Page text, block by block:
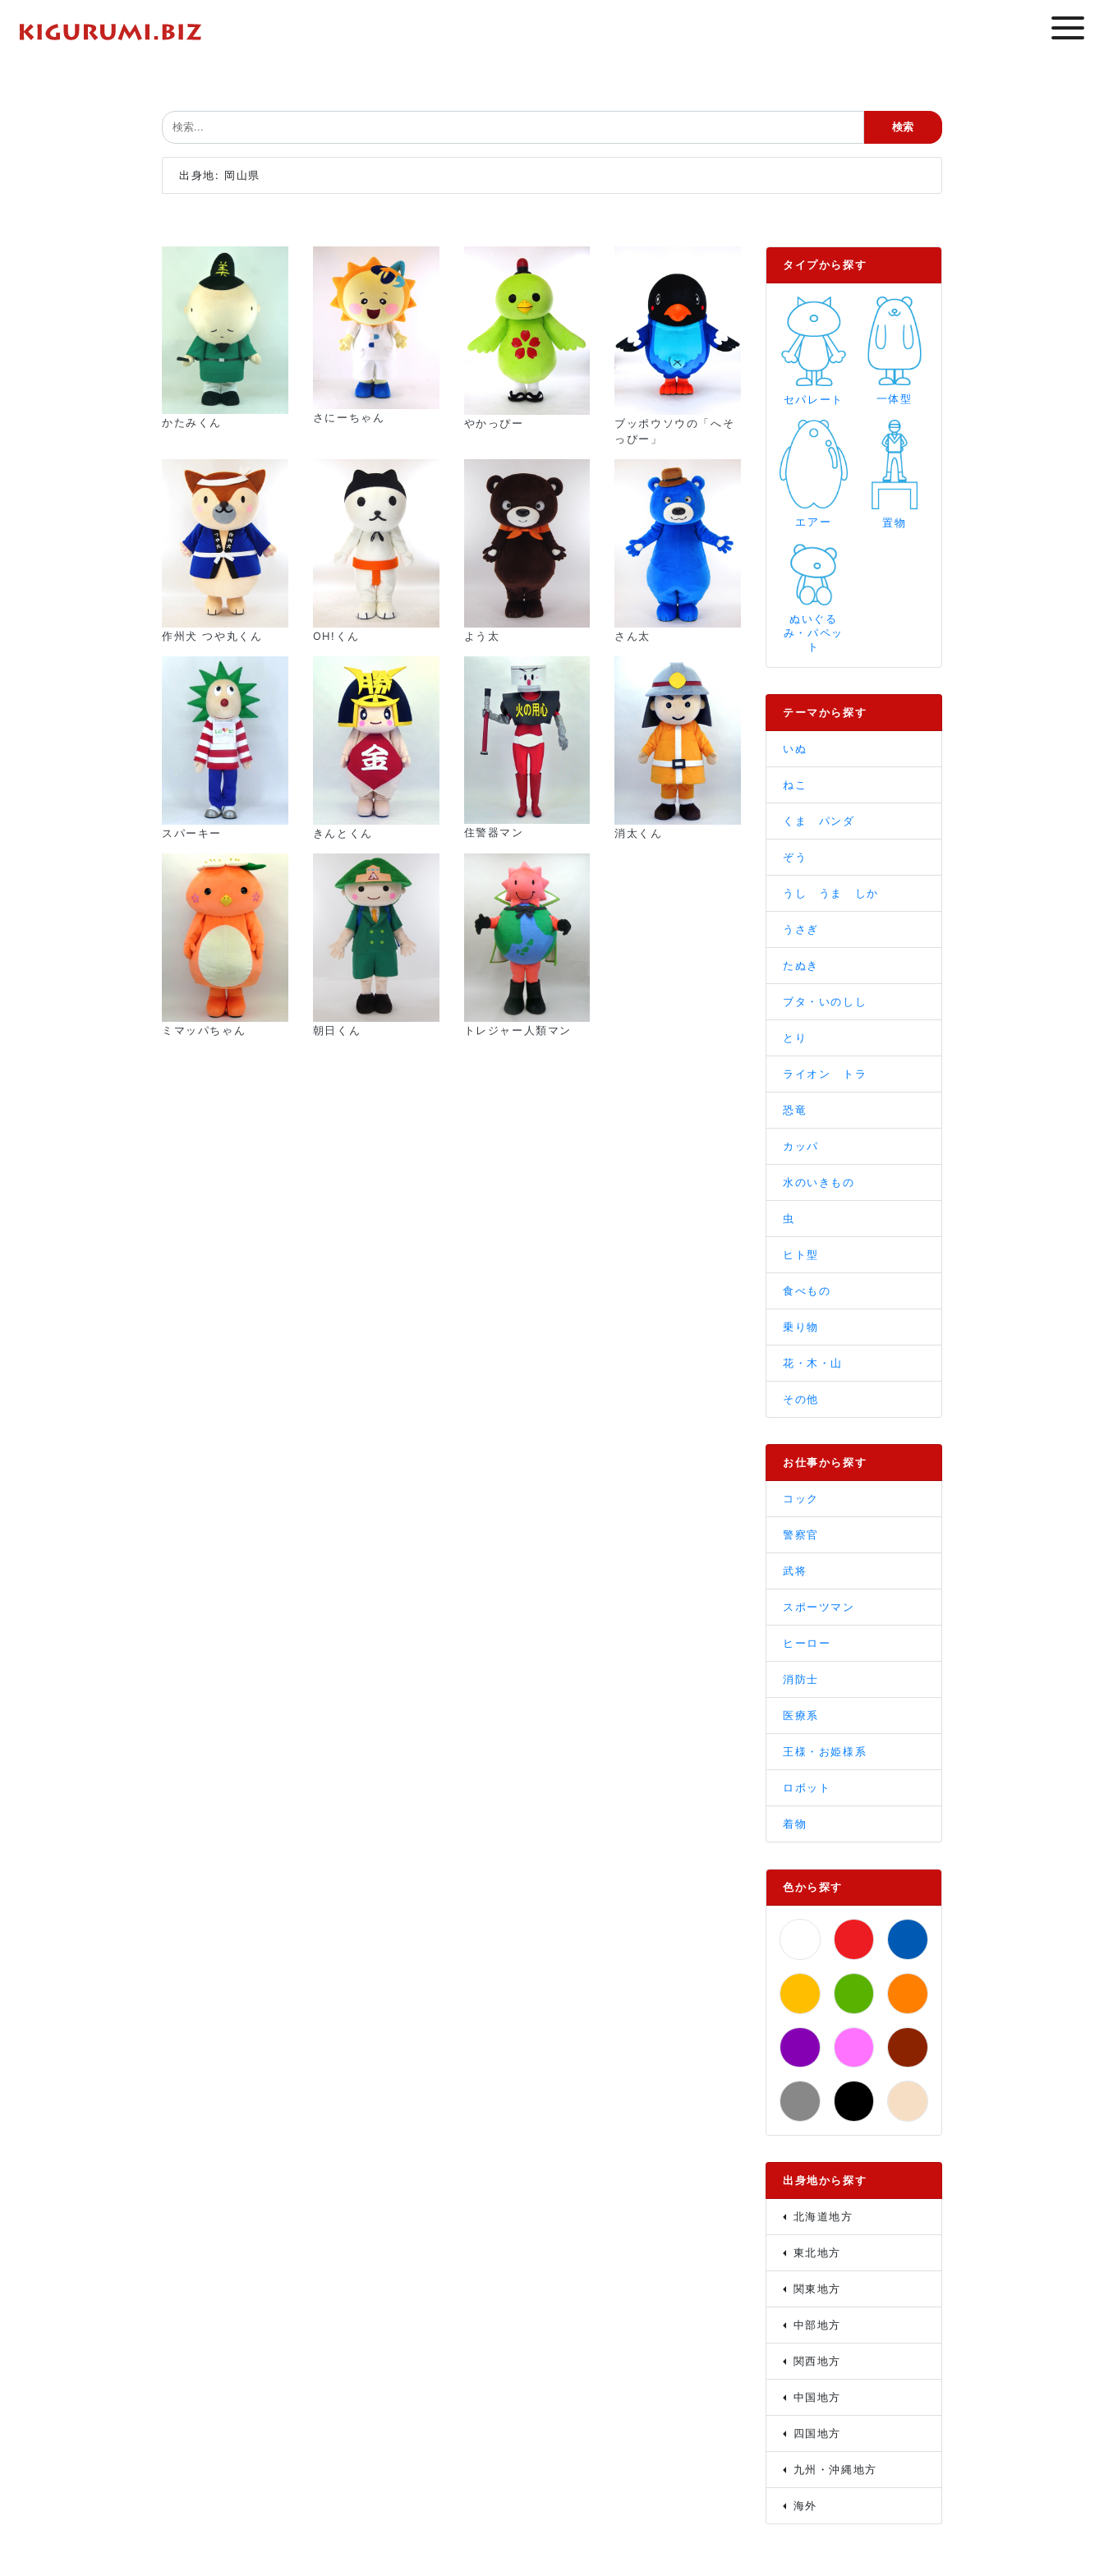
出身地: 岡山県
かたみくん さにーちゃん やかっぴー
ブッポウソウの「へそ
っぴー」
作州犬 つや丸くん OH!くん よう太 さん太
スパーキー きんとくん 住警器マン 消太くん
ミマッパちゃん 朝日くん トレジャー人類マン
タイプから探す
セパレート 一体型
エアー 置物
ぬいぐる
み・パペッ
ト
テーマから探す
いぬ
ねこ
くま パンダ
ぞう
うし うま しか
うさぎ
たぬき
ブタ・いのしし
とり
ライオン トラ
恐竜
カッパ
水のいきもの
虫
ヒト型
食べもの
乗り物
花・木・山
その他
お仕事から探す
コック
警察官
武将
スポーツマン
ヒーロー
消防士
医療系
王様・お姫様系
ロボット
着物
色から探す
出身地から探す
北海道地方
東北地方
関東地方
中部地方
関西地方
中国地方
四国地方
九州・沖縄地方
海外